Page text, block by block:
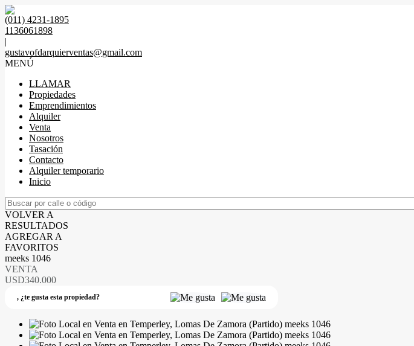
(011) 4231-1895
1136061898
|
gustavofdarquierventas@gmail.com
MENÚ
LLAMAR
Propiedades
Emprendimientos
Alquiler
Venta
Nosotros
Tasación
Contacto
Alquiler temporario
Inicio
VOLVER A
RESULTADOS
AGREGAR A
FAVORITOS
meeks 1046
VENTA
USD340.000
, ¿te gusta esta propiedad?